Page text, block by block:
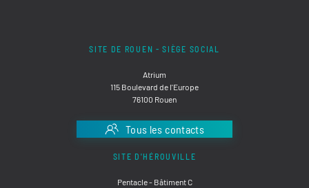
SITE DE ROUEN - SIÈGE SOCIAL
Atrium
115 Boulevard de l'Europe
76100 Rouen
Tous les contacts
SITE D'HÉROUVILLE
Pentacle - Bâtiment C